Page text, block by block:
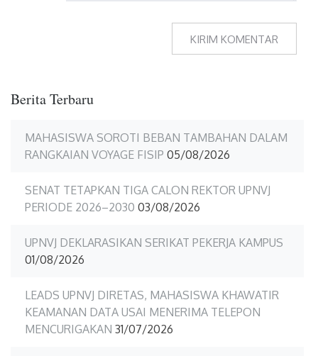
Berita Terbaru
MAHASISWA SOROTI BEBAN TAMBAHAN DALAM
RANGKAIAN VOYAGE FISIP 05/08/2026
SENAT TETAPKAN TIGA CALON REKTOR UPNVJ
PERIODE 2026–2030 03/08/2026
UPNVJ DEKLARASIKAN SERIKAT PEKERJA KAMPUS
01/08/2026
LEADS UPNVJ DIRETAS, MAHASISWA KHAWATIR
KEAMANAN DATA USAI MENERIMA TELEPON
MENCURIGAKAN 31/07/2026